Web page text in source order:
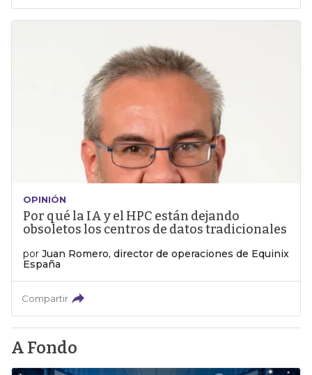
OPINIÓN
Por qué la IA y el HPC están dejando
obsoletos los centros de datos tradicionales
por Juan Romero, director de operaciones de Equinix
España
Compartir
A Fondo